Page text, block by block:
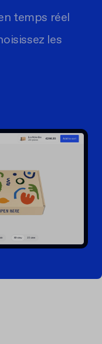
temps réel
les